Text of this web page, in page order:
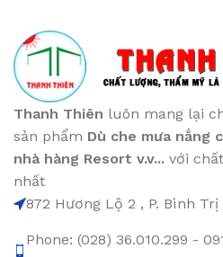
Thanh Thiên luôn mang lại
sản phẩm Dù che mưa nắng
nhà hàng Resort v.v... với
nhất
872 Hương Lộ 2 , P. Bình Trị
Phone: (028) 36.010.299 -